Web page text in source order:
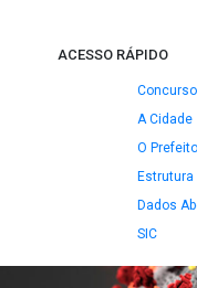
ACESSO RÁPIDO
A Cidade
O Prefeito
Estrutura
Dados
SIC